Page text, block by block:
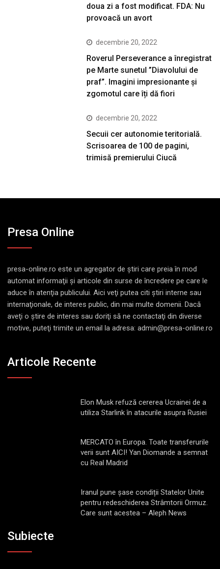
doua zi a fost modificat. FDA: Nu
provoacă un avort
decembrie 20, 2022
Roverul Perseverance a înregistrat
pe Marte sunetul ”Diavolului de
praf”. Imagini impresionante și
zgomotul care îți dă fiori
decembrie 20, 2022
Secuii cer autonomie teritorială.
Scrisoarea de 100 de pagini,
trimisă premierului Ciucă
Presa Online
presa-online.ro este un agregator de ştiri care preia în mod
automat informaţii şi articole din surse de încredere pe care le
aduce în atenţia publicului. Aici veţi putea citi ştiri interne sau
internaţionale, de interes public, din mai multe domenii. Dacă
aveţi o ştire de interes sau doriţi să ne contactaţi din diverse
motive, puteţi trimite un email la adresa: admin@presa-online.ro
Articole Recente
Elon Musk refuză cererea Ucrainei de a
utiliza Starlink în atacurile asupra Rusiei
MERCATO în Europa. Toate transferurile
verii sunt AICI! Yan Diomande a semnat
cu Real Madrid
Iranul pune șase condiții Statelor Unite
pentru redeschiderea Strâmtorii Ormuz.
Care sunt acestea – Aleph News
Subiecte